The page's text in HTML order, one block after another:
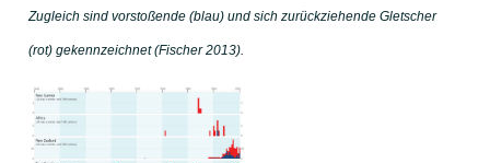
Zugleich sind vorstoßende (blau) und sich zurückziehende Gletscher
(rot) gekennzeichnet (Fischer 2013).